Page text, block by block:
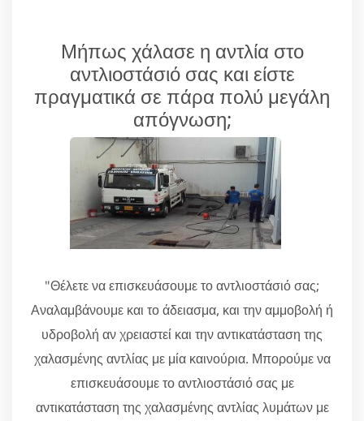
Μήπως χάλασε η αντλία στο
αντλιοστάσιό σας και είστε
πραγματικά σε πάρα πολύ μεγάλη
απόγνωση;
"Θέλετε να επισκευάσουμε το αντλιοστάσιό σας;
Αναλαμβάνουμε και το άδειασμα, και την αμμοβολή ή
υδροβολή αν χρειαστεί και την αντικατάσταση της
χαλασμένης αντλίας με μία καινούρια. Μπορούμε να
επισκευάσουμε το αντλιοστάσιό σας με
αντικατάσταση της χαλασμένης αντλίας λυμάτων με